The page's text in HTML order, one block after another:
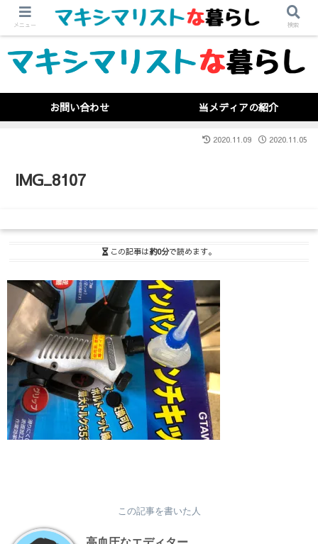
お問い合わせ 当メディアの紹介
IMG_8107
2020.11.09 2020.11.05
この記事は約0分で読めます。
この記事を書いた人
メニュー 検索